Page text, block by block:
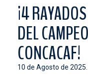
TIENDA
ESTADIO
PRENSA
CONTACTO
¡4
DEL
CONCACAF!
10 de Agosto de 2025.